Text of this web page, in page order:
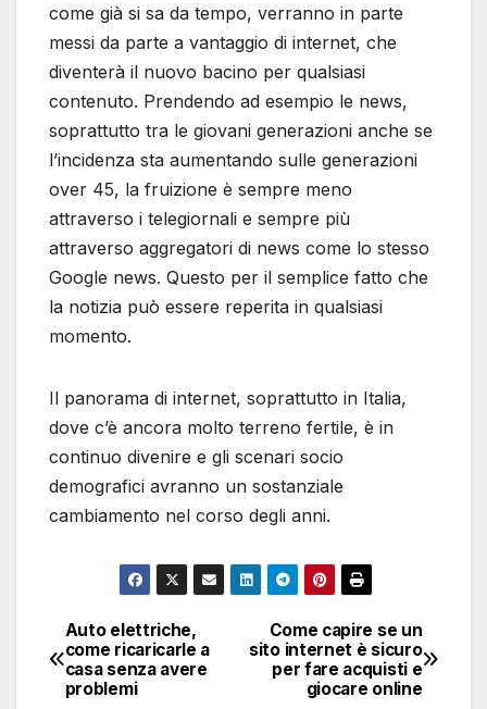
come già si sa da tempo, verranno in parte
messi da parte a vantaggio di internet, che
diventerà il nuovo bacino per qualsiasi
contenuto. Prendendo ad esempio le news,
soprattutto tra le giovani generazioni anche se
l’incidenza sta aumentando sulle generazioni
over 45, la fruizione è sempre meno
attraverso i telegiornali e sempre più
attraverso aggregatori di news come lo stesso
Google news. Questo per il semplice fatto che
la notizia può essere reperita in qualsiasi
momento.
Il panorama di internet, soprattutto in Italia,
dove c’è ancora molto terreno fertile, è in
continuo divenire e gli scenari socio
demografici avranno un sostanziale
cambiamento nel corso degli anni.
Navigazione
articoli
Come capire se un
sito internet è sicuro
per fare acquisti e
giocare online
Auto elettriche,
come ricaricarle a
casa senza avere
problemi